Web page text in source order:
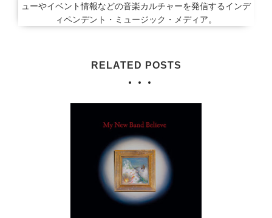
ューやイベント情報などの音楽カルチャーを発信するインデ
ィペンデント・ミュージック・メディア。
RELATED POSTS